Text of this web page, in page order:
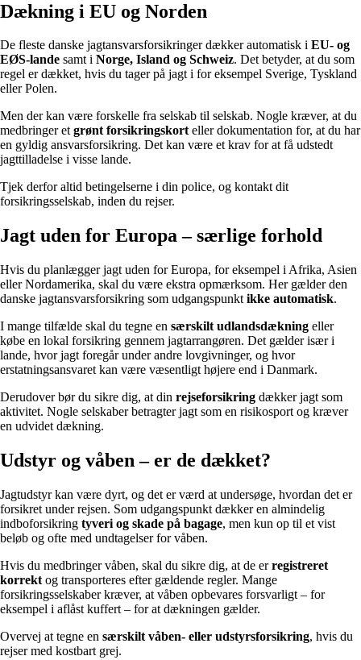
Dækning i EU og Norden
De fleste danske jagtansvarsforsikringer dækker automatisk i EU- og
EØS-lande samt i Norge, Island og Schweiz. Det betyder, at du som
regel er dækket, hvis du tager på jagt i for eksempel Sverige, Tyskland
eller Polen.
Men der kan være forskelle fra selskab til selskab. Nogle kræver, at du
medbringer etgrønt forsikringskorteller dokumentation for, at du har
en gyldig ansvarsforsikring. Det kan være et krav for at få udstedt
jagttilladelse i visse lande.
Tjek derfor altid betingelserne i din police, og kontakt dit
forsikringsselskab, inden du rejser.
Jagt uden for Europa – særlige forhold
Hvis du planlægger jagt uden for Europa, for eksempel i Afrika, Asien
eller Nordamerika, skal du være ekstra opmærksom. Her gælder den
danske jagtansvarsforsikring som udgangspunkt ikke automatisk.
I mange tilfælde skal du tegne en særskilt udlandsdækning eller
købe en lokal forsikring gennem jagtarrangøren. Det gælder især i
lande, hvor jagt foregår under andre lovgivninger, og hvor
erstatningsansvaret kan være væsentligt højere end i Danmark.
Derudover bør du sikre dig, at din rejseforsikring dækker jagt som
aktivitet. Nogle selskaber betragter jagt som en risikosport og kræver
en udvidet dækning.
Udstyr og våben – er de dækket?
Jagtudstyr kan være dyrt, og det er værd at undersøge, hvordan det er
forsikret under rejsen. Som udgangspunkt dækker en almindelig
indboforsikring tyveri og skade på bagage, men kun op til et vist
beløb og ofte med undtagelser for våben.
Hvis du medbringer våben, skal du sikre dig, at de erregistreret
korrekt og transporteres efter gældende regler. Mange
forsikringsselskaber kræver, at våben opbevares forsvarligt – for
eksempel i aflåst kuffert – for at dækningen gælder.
Overvej at tegne en særskilt våben- eller udstyrsforsikring, hvis du
rejser med kostbart grej.